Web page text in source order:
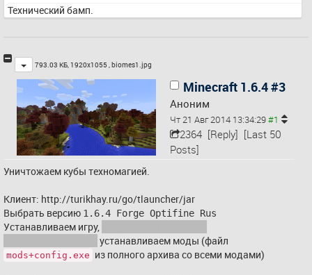
Технический бамп.
Toggle
793.03 КБ, 1920x1055 , biomes1.jpg
Minecraft 1.6.4 #3
Аноним
Чт 21 Авг 2014 13:34:29
2364 [Reply] [Last 50
Posts]
Уничтожаем кубы техномагией.
Клиент: http://turikhay.ru/go/tlauncher/jar
Выбрать версию 1.6.4 Forge Optifine Rus
Устанавливаем игру,
mods+config.exe из полного архива со всеми модами)